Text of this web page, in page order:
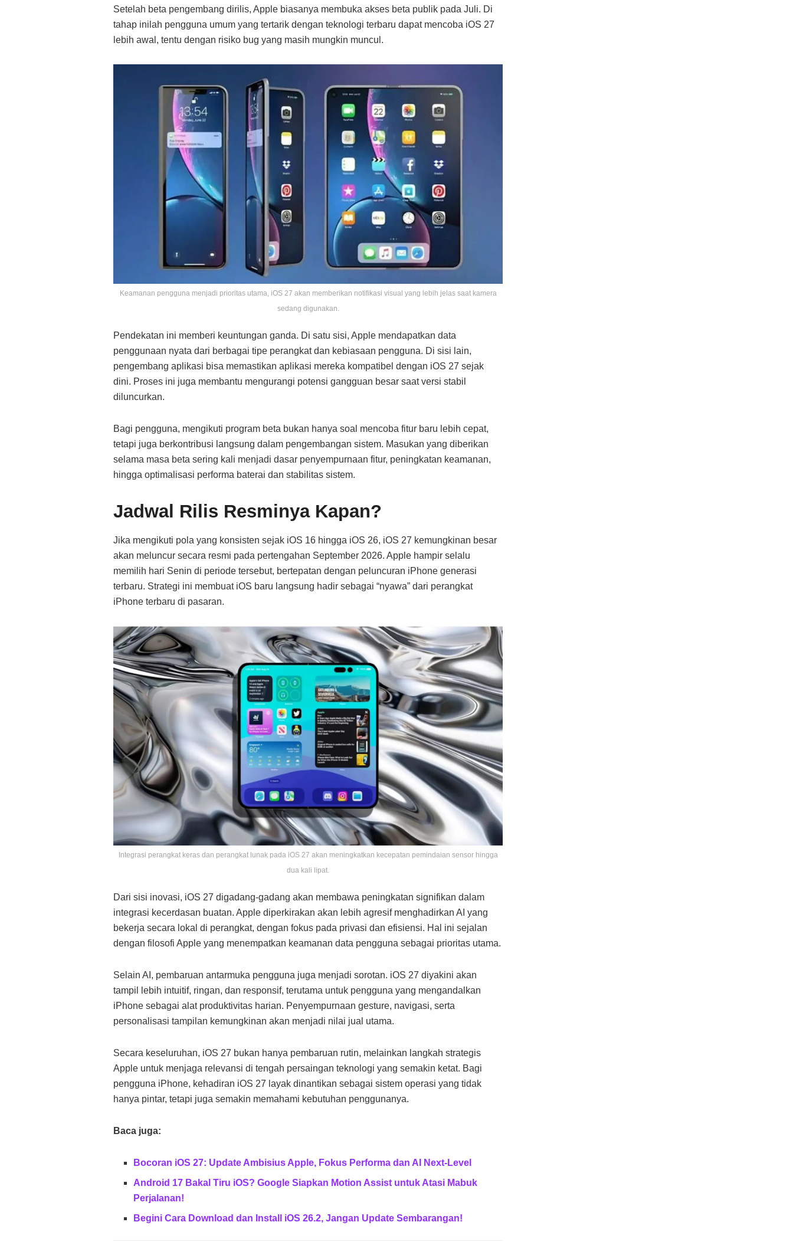
Setelah beta pengembang dirilis, Apple biasanya membuka akses beta publik pada Juli. Di
tahap inilah pengguna umum yang tertarik dengan teknologi terbaru dapat mencoba iOS 27
lebih awal, tentu dengan risiko bug yang masih mungkin muncul.
Keamanan pengguna menjadi prioritas utama, iOS 27 akan memberikan notifikasi visual yang lebih jelas saat kamera
sedang digunakan.
Pendekatan ini memberi keuntungan ganda. Di satu sisi, Apple mendapatkan data
penggunaan nyata dari berbagai tipe perangkat dan kebiasaan pengguna. Di sisi lain,
pengembang aplikasi bisa memastikan aplikasi mereka kompatibel dengan iOS 27 sejak
dini. Proses ini juga membantu mengurangi potensi gangguan besar saat versi stabil
diluncurkan.
Bagi pengguna, mengikuti program beta bukan hanya soal mencoba fitur baru lebih cepat,
tetapi juga berkontribusi langsung dalam pengembangan sistem. Masukan yang diberikan
selama masa beta sering kali menjadi dasar penyempurnaan fitur, peningkatan keamanan,
hingga optimalisasi performa baterai dan stabilitas sistem.
Jadwal Rilis Resminya Kapan?
Jika mengikuti pola yang konsisten sejak iOS 16 hingga iOS 26, iOS 27 kemungkinan besar
akan meluncur secara resmi pada pertengahan September 2026. Apple hampir selalu
memilih hari Senin di periode tersebut, bertepatan dengan peluncuran iPhone generasi
terbaru. Strategi ini membuat iOS baru langsung hadir sebagai “nyawa” dari perangkat
iPhone terbaru di pasaran.
Integrasi perangkat keras dan perangkat lunak pada iOS 27 akan meningkatkan kecepatan pemindaian sensor hingga
dua kali lipat.
Dari sisi inovasi, iOS 27 digadang-gadang akan membawa peningkatan signifikan dalam
integrasi kecerdasan buatan. Apple diperkirakan akan lebih agresif menghadirkan AI yang
bekerja secara lokal di perangkat, dengan fokus pada privasi dan efisiensi. Hal ini sejalan
dengan filosofi Apple yang menempatkan keamanan data pengguna sebagai prioritas utama.
Selain AI, pembaruan antarmuka pengguna juga menjadi sorotan. iOS 27 diyakini akan
tampil lebih intuitif, ringan, dan responsif, terutama untuk pengguna yang mengandalkan
iPhone sebagai alat produktivitas harian. Penyempurnaan gesture, navigasi, serta
personalisasi tampilan kemungkinan akan menjadi nilai jual utama.
Secara keseluruhan, iOS 27 bukan hanya pembaruan rutin, melainkan langkah strategis
Apple untuk menjaga relevansi di tengah persaingan teknologi yang semakin ketat. Bagi
pengguna iPhone, kehadiran iOS 27 layak dinantikan sebagai sistem operasi yang tidak
hanya pintar, tetapi juga semakin memahami kebutuhan penggunanya.
Baca juga:
Bocoran iOS 27: Update Ambisius Apple, Fokus Performa dan AI Next-Level
Android 17 Bakal Tiru iOS? Google Siapkan Motion Assist untuk Atasi Mabuk
Perjalanan!
Begini Cara Download dan Install iOS 26.2, Jangan Update Sembarangan!